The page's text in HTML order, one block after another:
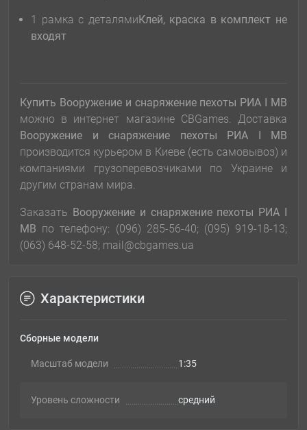
1 рамка с деталямиКлей, краска в комплект не
входят
Купить Вооружение и снаряжение пехоты РИА І МВ
можно в интернет магазине CBGames. Доставка
Вооружение и снаряжение пехоты РИА І МВ
производится курьером в Киеве (есть самовывоз) и
компаниями грузоперевозчиками по Украине и
другим странам мира.
Заказать Вооружение и снаряжение пехоты РИА І
МВ по телефону: (096) 285-56-40; (095) 919-18-13;
(063) 648-52-58; mail@cbgames.ua
Характеристики
Сборные модели
Масштаб модели 1:35
Уровень сложности cредний